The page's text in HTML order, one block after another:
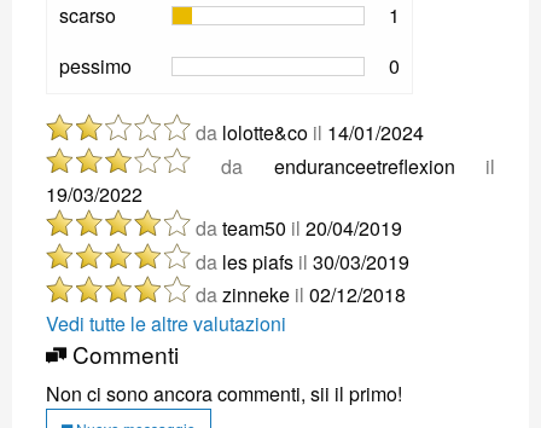
scarso
1
pessimo
0
da lolotte&co il 14/01/2024
da enduranceetreflexion il
19/03/2022
dateam50 il 20/04/2019
da les piafs il 30/03/2019
dazinneke il 02/12/2018
Vedi tutte le altre valutazioni
Commenti
Non ci sono ancora commenti, sii il primo!